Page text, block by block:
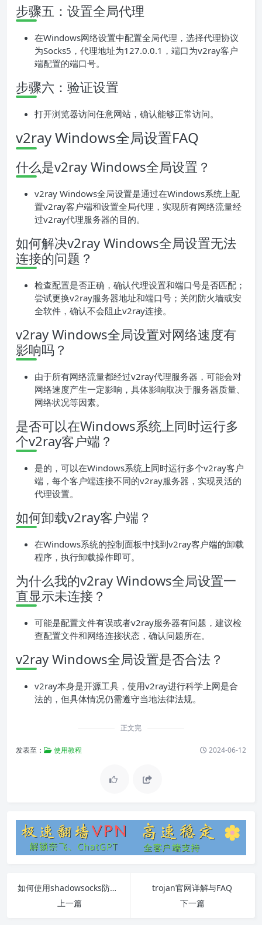
步骤五：设置全局代理
在Windows网络设置中配置全局代理，选择代理协议
为Socks5，代理地址为127.0.0.1，端口为v2ray客户
端配置的端口号。
步骤六：验证设置
打开浏览器访问任意网站，确认能够正常访问。
v2ray Windows全局设置FAQ
什么是v2ray Windows全局设置？
v2ray Windows全局设置是通过在Windows系统上配
置v2ray客户端和设置全局代理，实现所有网络流量经
过v2ray代理服务器的目的。
如何解决v2ray Windows全局设置无法
连接的问题？
检查配置是否正确，确认代理设置和端口号是否匹配；
尝试更换v2ray服务器地址和端口号；关闭防火墙或安
全软件，确认不会阻止v2ray连接。
v2ray Windows全局设置对网络速度有
影响吗？
由于所有网络流量都经过v2ray代理服务器，可能会对
网络速度产生一定影响，具体影响取决于服务器质量、
网络状况等因素。
是否可以在Windows系统上同时运行多
个v2ray客户端？
是的，可以在Windows系统上同时运行多个v2ray客户
端，每个客户端连接不同的v2ray服务器，实现灵活的
代理设置。
如何卸载v2ray客户端？
在Windows系统的控制面板中找到v2ray客户端的卸载
程序，执行卸载操作即可。
为什么我的v2ray Windows全局设置一
直显示未连接？
可能是配置文件有误或者v2ray服务器有问题，建议检
查配置文件和网络连接状态，确认问题所在。
v2ray Windows全局设置是否合法？
v2ray本身是开源工具，使用v2ray进行科学上网是合
法的，但具体情况仍需遵守当地法律法规。
正文完
发表至： 使用教程 2024-06-12
如何使用shadowsocks防止被封
上一篇
trojan官网详解与FAQ
下一篇